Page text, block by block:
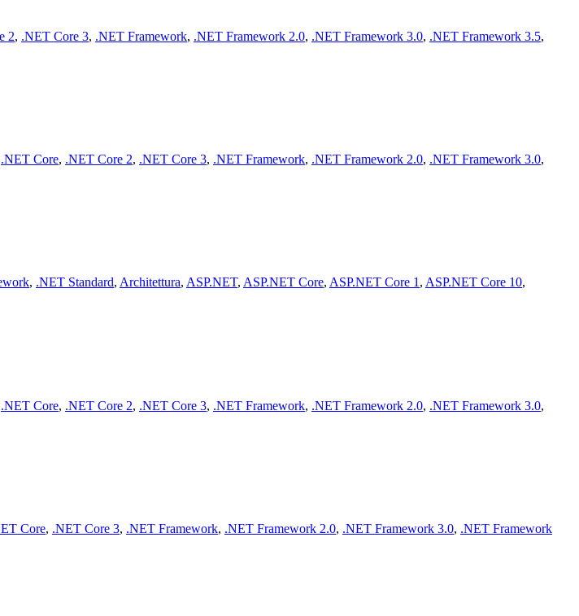
2, .NET Core 3, .NET Framework, .NET Framework 2.0, .NET Framework 3.0, .NET Framework 3.5,
.NET Core, .NET Core 2, .NET Core 3, .NET Framework, .NET Framework 2.0, .NET Framework 3.0,
, .NET Standard, Architettura, ASP.NET, ASP.NET Core, ASP.NET Core 1, ASP.NET Core 10,
.NET Core, .NET Core 2, .NET Core 3, .NET Framework, .NET Framework 2.0, .NET Framework 3.0,
Core, .NET Core 3, .NET Framework, .NET Framework 2.0, .NET Framework 3.0, .NET Framework